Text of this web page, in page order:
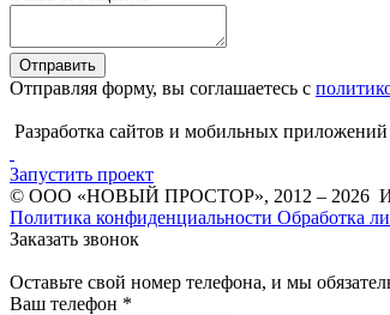
Отправить
Отправляя форму, вы соглашаетесь с
Разработка сайтов и мобильных приложений
Запустить проект
© ООО «НОВЫЙ ПРОСТОР», 2012 – 2026
Политика конфиденциальности Обработка
Заказать звонок
Оставьте свой номер телефона, и мы
Ваш телефон *